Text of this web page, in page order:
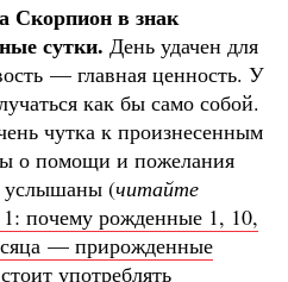
Скорпион в знак
сутки. День удачен для
— главная ценность. У
как бы само собой.
чутка к произнесенным
о помощи и пожелания
услышаны (читайте
почему рожденные 1, 10,
— прирожденные
употреблять